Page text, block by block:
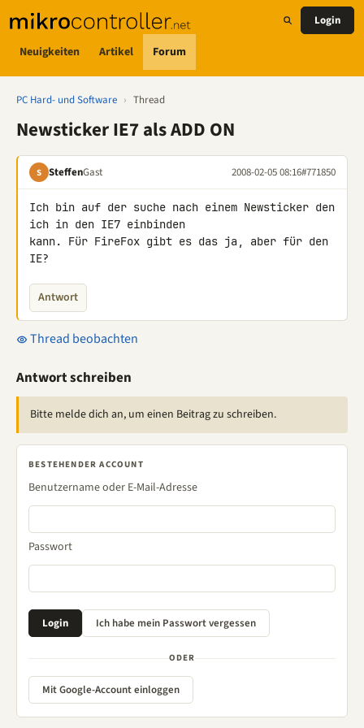
Neuigkeiten Artikel Forum
Login
PC Hard- und Software › Thread
Newsticker IE7 als ADD ON
S SteffenGast 2008-02-05 08:16#771850
Ich bin auf der suche nach einem Newsticker den
ich in den IE7 einbinden
kann. Für FireFox gibt es das ja, aber für den
IE?
Antwort
Thread beobachten
Antwort schreiben
Bitte melde dich an, um einen Beitrag zu schreiben.
BESTEHENDER ACCOUNT
Benutzername oder E-Mail-Adresse
Passwort
ODER
Mit Google-Account einloggen